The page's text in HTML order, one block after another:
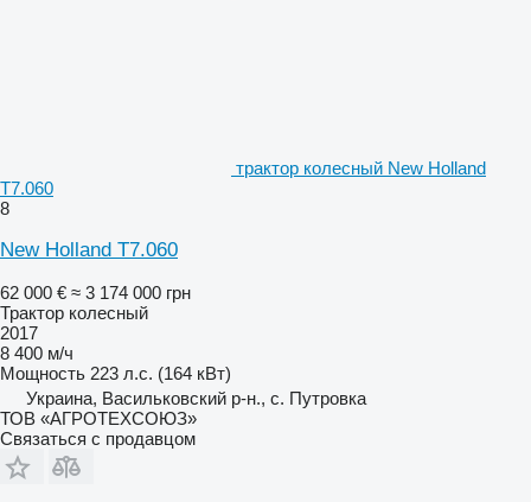
трактор колесный New Holland
T7.060
8
New Holland T7.060
62 000 € ≈ 3 174 000 грн
Трактор колесный
2017
8 400 м/ч
Мощность 223 л.с. (164 кВт)
Украина, Васильковский р-н., с. Путровка
ТОВ «АГРОТЕХСОЮЗ»
Связаться с продавцом